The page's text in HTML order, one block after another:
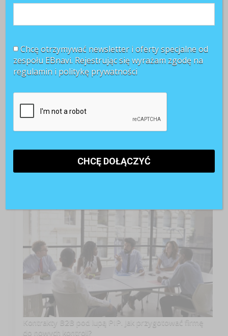
TOP 3 miesiąca
Kontrakty B2B pod lupą PIP. Jak przygotować firmę
do nowych kontroli?
Chcę otrzymywać newsletter i oferty specjalne od
zespołu EBnavi. Rejestrując się wyrażam zgodę na
regulamin i politykę prywatności